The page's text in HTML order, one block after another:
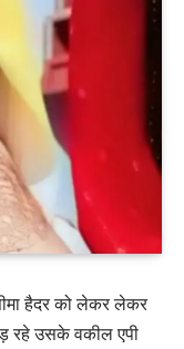
हैदर को लेकर लेकर
रहे उसके वकील एपी